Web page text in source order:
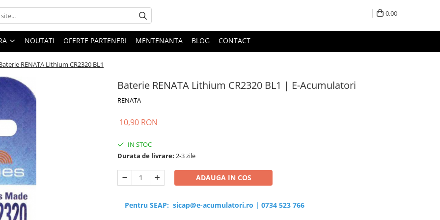
0,00
NOUTATI OFERTE PARTENERI MENTENANTA BLOG CONTACT
RENATA Lithium CR2320 BL1
Baterie RENATA Lithium CR2320 BL1 | E-Acumulatori
RENATA
10,90 RON
IN STOC
Durata de livrare: 2-3 zile
ADAUGA IN COS
Pentru SEAP: sicap@e-acumulatori.ro | 0734 523 766